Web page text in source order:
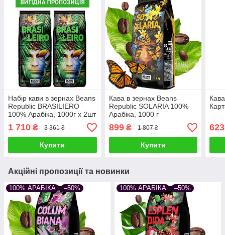
Набір кави в зернах Beans
Republic BRASILIERO
100% Арабіка, 1000г х 2шт
1 710 ₴ 3 361 ₴
Купити
Кава в зернах Beans
Republic SOLARIA 100%
Арабіка, 1000 г
899₴ 1 807 ₴
Купити
623
Акційні пропозиції та новинки
100% АРАБІКА –50% 100% АРАБІКА –50%